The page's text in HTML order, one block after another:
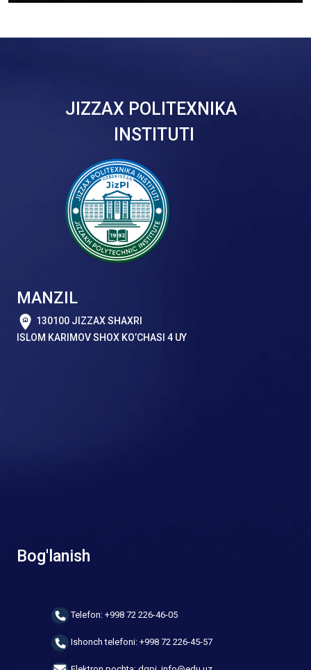
JIZZAX POLITEXNIKA
INSTITUTI
MANZIL
130100 JIZZAX SHAXRI
ISLOM KARIMOV SHOX KO’CHASI 4 UY
Bog'lanish
Telefon: +998 72 226-46-05
Ishonch telefoni: +998 72 226-45-57